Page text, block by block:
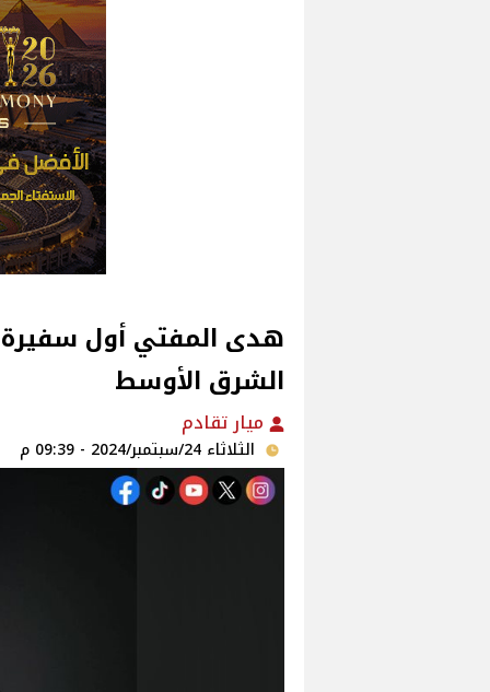
هدى المفتي أول سفيرة
الشرق الأوسط
ميار تقادم
الثلاثاء 24/سبتمبر/2024 - 09:39 م